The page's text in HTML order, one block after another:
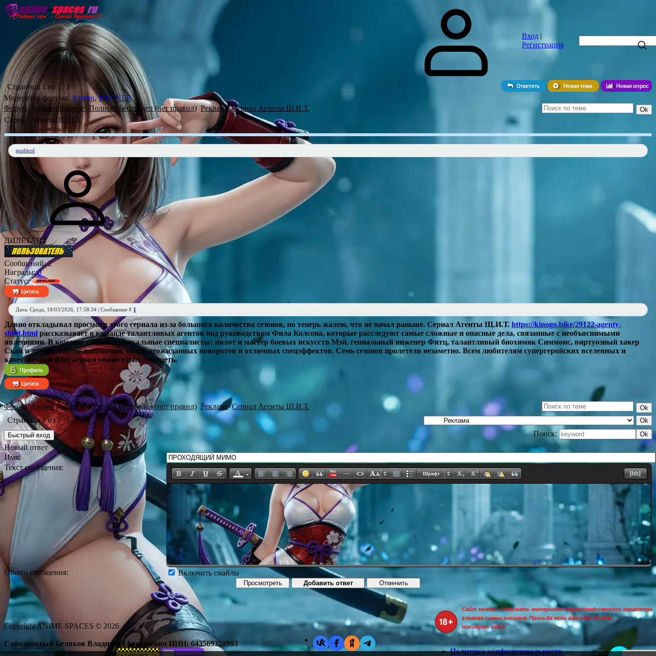
Обновленные темы БлогВидео
Вход|
Регистрация
Страница 1из1
1
Модератор форума:Админ,MECKER
Форум
Аниме общение Полный Беспредел (нет правил) Реклама Сериал Агенты Щ.И.Т.
Сериал Агенты Щ.И.Т.
profitrol
ДИЛЕТАНТ
Сообщений:2
Награды:0
Статус:
Дата: Среда, 18/03/2026, 17:58:34 | Сообщение # 1
Давно откладывал просмотр этого сериала из-за большого количества сезонов, но теперь жалею, что не начал раньше. Сериал Агенты Щ.И.Т. https://kinogo.bike/29122-agenty-
shhit.html рассказывает о команде талантливых агентов под руководством Фила Колсона, которые расследуют самые сложные и опасные дела, связанные с необъяснимыми
явлениями. В команде собраны уникальные специалисты: пилот и мастер боевых искусств Мэй, гениальный инженер Фитц, талантливый биохимик Симмонс, виртуозный хакер
Скай и другие. Очень динамично, много неожиданных поворотов и отличных спецэффектов. Семь сезонов пролетели незаметно. Всем любителям супергеройских вселенных и
качественной фантастики обязательно смотреть.
Форум Аниме общение Полный Беспредел (нет правил) Реклама Сериал Агенты Щ.И.Т.
Страница1из1
1
Поиск:
Новый ответ
Имя:
Текст сообщения:
Шрифт
Опции сообщения: Включить смайлы
Copyright ANIME-SPACES © 2026
Самозанятый Беляков Владимир Алексеевич ИНН: 643569328903
Сайт может содержать материалы порнографического характера
а также сцены насилия. Просьба если вам нет 18 лет,
покинуть сайт.
Политика конфиденциальности